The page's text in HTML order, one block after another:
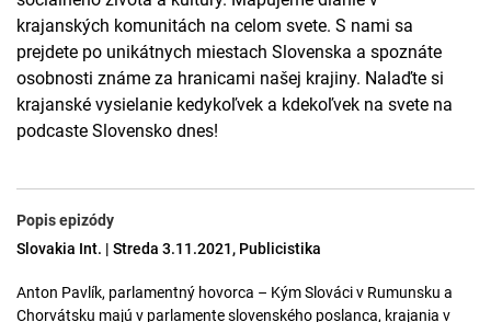
krajanských komunitách na celom svete. S nami sa
prejdete po unikátnych miestach Slovenska a spoznáte
osobnosti známe za hranicami našej krajiny. Nalaďte si
krajanské vysielanie kedykoľvek a kdekoľvek na svete na
podcaste Slovensko dnes!
Popis epizódy
Slovakia Int. | Streda 3.11.2021, Publicistika
Anton Pavlík, parlamentný hovorca – Kým Slováci v Rumunsku a
Chorvátsku majú v parlamente slovenského poslanca, krajania v